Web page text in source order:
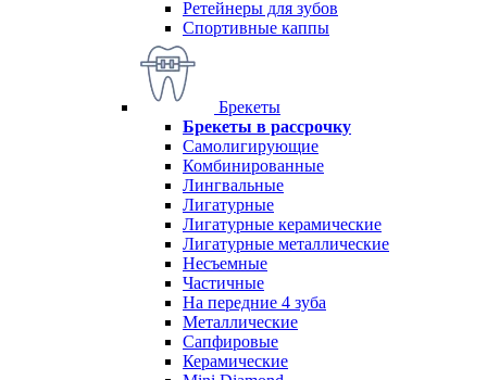
Ретейнеры для зубов
Спортивные каппы
Брекеты
Брекеты в рассрочку
Самолигирующие
Комбинированные
Лингвальные
Лигатурные
Лигатурные керамические
Лигатурные металлические
Несъемные
Частичные
На передние 4 зуба
Металлические
Сапфировые
Керамические